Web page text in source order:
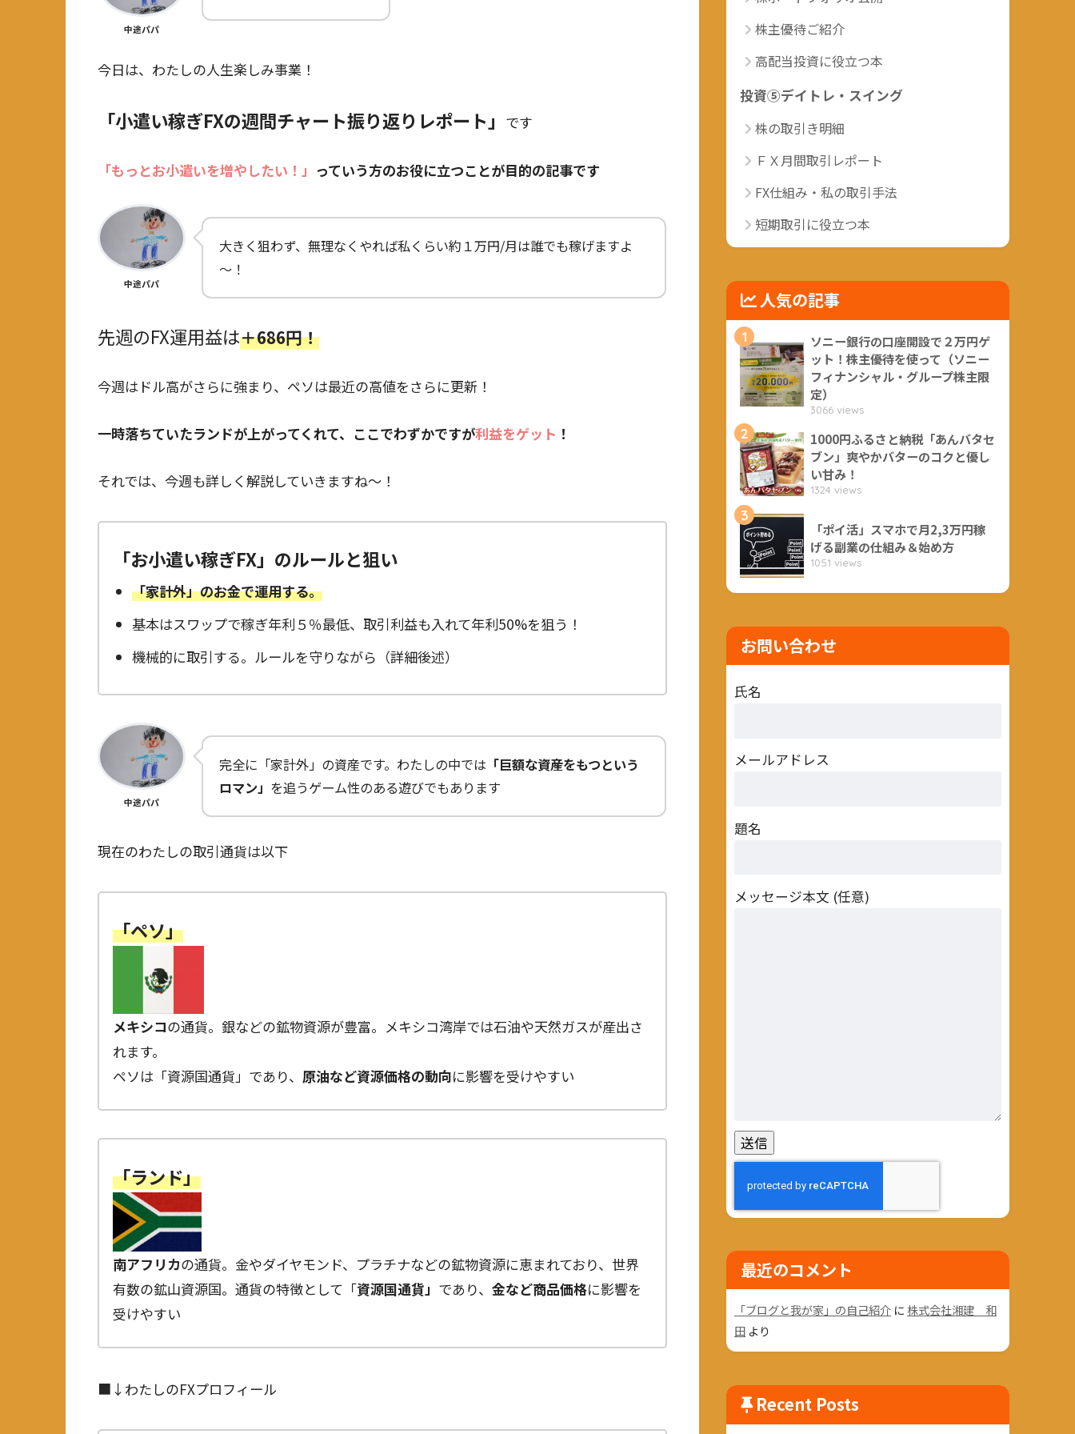
中途パパ
今日は、わたしの人生楽しみ事業！
「小遣い稼ぎFXの週間チャート振り返りレポート」 です
「もっとお小遣いを増やしたい！」 っていう方のお役に立つことが目的の記事です
中途パパ
大きく狙わず、無理なくやれば私くらい約１万円/月は誰でも稼げますよ
～！
先週のFX運用益は＋686円！
今週はドル高がさらに強まり、ペソは最近の高値をさらに更新！
一時落ちていたランドが上がってくれて、ここでわずかですが利益をゲット ！
それでは、今週も詳しく解説していきますね～！
「お小遣い稼ぎFX」のルールと狙い
「家計外」のお金で運用する。
基本はスワップで稼ぎ年利５％最低、取引利益も入れて年利50%を狙う！
機械的に取引する。ルールを守りながら（詳細後述）
中途パパ
完全に「家計外」の資産です。わたしの中では 「巨額な資産をもつという
ロマン」 を追うゲーム性のある遊びでもあります
現在のわたしの取引通貨は以下
「ペソ」
メキシコの通貨。銀などの鉱物資源が豊富。メキシコ湾岸では石油や天然ガスが産出さ
れます。
ペソは「資源国通貨」であり、原油など資源価格の動向に影響を受けやすい
「ランド」
南アフリカの通貨。金やダイヤモンド、プラチナなどの鉱物資源に恵まれており、世界
有数の鉱山資源国。通貨の特徴として「資源国通貨」 であり、金など商品価格に影響を
受けやすい
■↓わたしのFXプロフィール
株主優待ご紹介
高配当投資に役立つ本
投資⑤デイトレ・スイング
株の取引き明細
ＦＸ月間取引レポート
FX仕組み・私の取引手法
短期取引に役立つ本
人気の記事
1
ソニー銀行の口座開設で２万円ゲ
ット！株主優待を使って（ソニー
フィナンシャル・グループ株主限
定）
3066 views
2
1000円ふるさと納税「あんバタセ
ブン」爽やかバターのコクと優し
い甘み！
1324 views
3
「ポイ活」スマホで月2,3万円稼
げる副業の仕組み＆始め方
1051 views
お問い合わせ
氏名
メールアドレス
題名
メッセージ本文 (任意)
最近のコメント
「ブログと我が家」の自己紹介 に株式会社湘建 和
田 より
Recent Posts